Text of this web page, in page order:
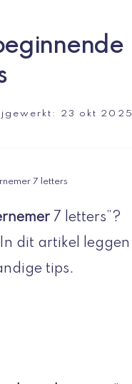
23 okt 2025
7 letters
7 letters”?
dit artikel leggen
tips.